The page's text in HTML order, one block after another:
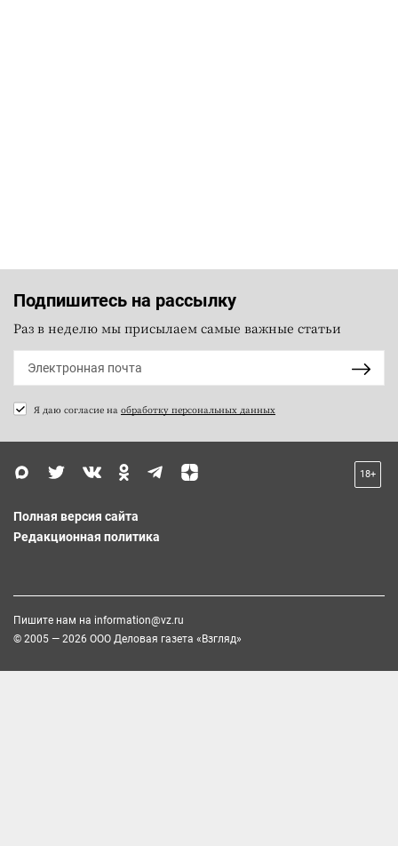
Подпишитесь на рассылку
Раз в неделю мы присылаем самые важные статьи
Я даю согласие на обработку персональных данных
18+
Полная версия сайта
Редакционная политика
Пишите нам на information@vz.ru
© 2005 — 2026 ООО Деловая газета «Взгляд»